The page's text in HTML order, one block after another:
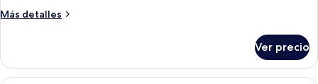
Más detalles
Más
Suite
Swim
Ver precio